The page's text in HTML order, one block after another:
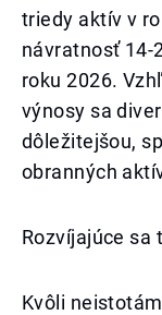
triedy aktív v
návratnosť 14-
roku 2026.
výnosy sa
dôležitejšou,
obranných
Rozvíjajúce sa
Kvôli